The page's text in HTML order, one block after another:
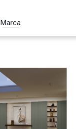
Marca